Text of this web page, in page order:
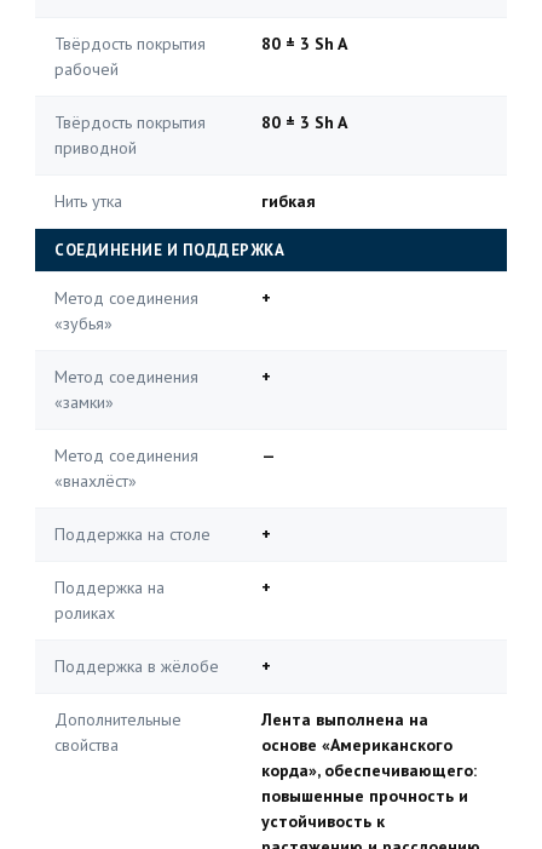
Твёрдость покрытия
рабочей
80 ± 3 Sh A
Твёрдость покрытия
приводной
80 ± 3 Sh A
Нить утка гибкая
СОЕДИНЕНИЕ И ПОДДЕРЖКА
Метод соединения
«зубья»
+
Метод соединения
«замки»
+
Метод соединения
«внахлёст»
—
Поддержка на столе +
Поддержка на
роликах
+
Поддержка в жёлобе +
Дополнительные
свойства
Лента выполнена на
основе «Американского
корда», обеспечивающего:
повышенные прочность и
устойчивость к